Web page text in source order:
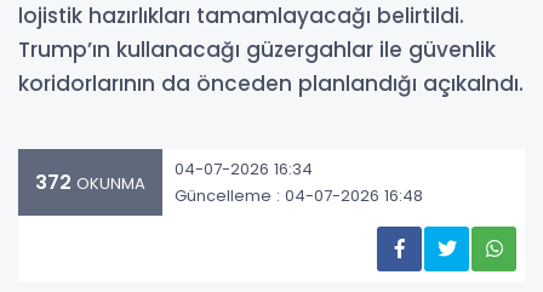
lojistik hazırlıkları tamamlayacağı belirtildi.
Trump’ın kullanacağı güzergahlar ile güvenlik
koridorlarının da önceden planlandığı açıkalndı.
372 OKUNMA
04-07-2026 16:34
Güncelleme : 04-07-2026 16:48